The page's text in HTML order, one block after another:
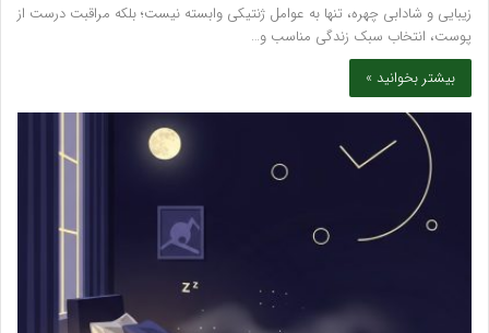
زیبایی و شادابی چهره، تنها به عوامل ژنتیکی وابسته نیست؛ بلکه مراقبت درست از
پوست، انتخاب سبک زندگی مناسب و…
بیشتر بخوانید »